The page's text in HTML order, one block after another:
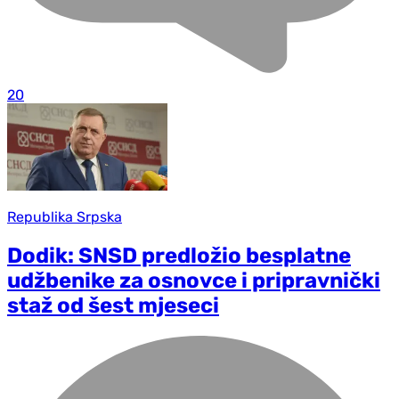
20
Republika Srpska
Dodik: SNSD predložio besplatne
udžbenike za osnovce i pripravnički
staž od šest mjeseci